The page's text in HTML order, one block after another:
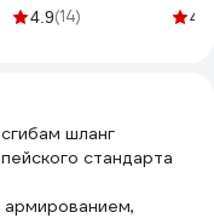
G 20х3/4 25157
4.9(14) 4.8
шланг
стандарта
армированием,